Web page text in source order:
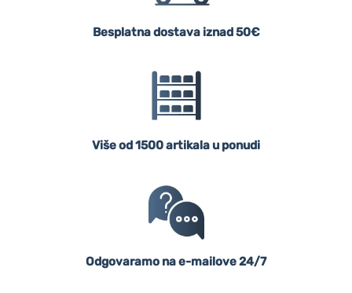
Besplatna dostava iznad 50€
Više od 1500 artikala u ponudi
Odgovaramo na e-mailove 24/7